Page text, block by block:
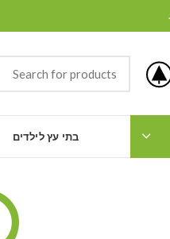
בתי עץ לילדים